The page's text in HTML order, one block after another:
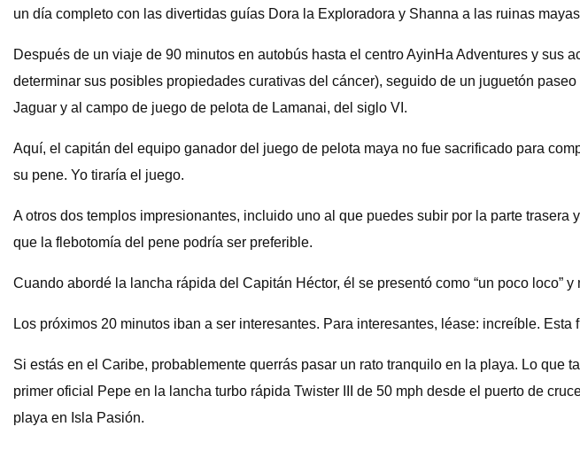
un día completo con las divertidas guías Dora la Exploradora y Shanna a las ruinas
Después de un viaje de 90 minutos en autobús hasta el centro AyinHa Adventures y
determinar sus posibles propiedades curativas del cáncer), seguido de un juguetón
Jaguar y al campo de juego de pelota de Lamanai, del siglo VI.
Aquí, el capitán del equipo ganador del juego de pelota maya no fue sacrificado para
su pene. Yo tiraría el juego.
A otros dos templos impresionantes, incluido uno al que puedes subir por la parte
que la flebotomía del pene podría ser preferible.
Cuando abordé la lancha rápida del Capitán Héctor, él se presentó como “un poco loco”
Los próximos 20 minutos iban a ser interesantes. Para interesantes, léase: increíble.
Si estás en el Caribe, probablemente querrás pasar un rato tranquilo en la playa. Lo
primer oficial Pepe en la lancha turbo rápida Twister III de 50 mph desde el puerto de
playa en Isla Pasión.